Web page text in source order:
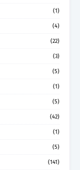
(1)
(4)
(22)
(3)
(5)
(1)
(5)
(42)
(1)
(5)
(141)